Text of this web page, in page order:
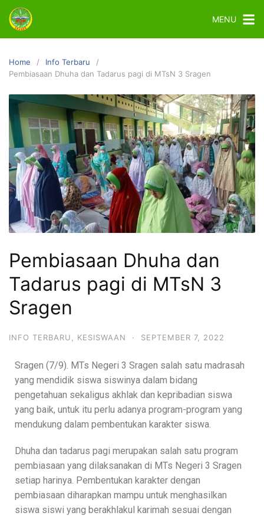
MENU
Home
Info Terbaru
Pembiasaan Dhuha dan Tadarus pagi di MTsN 3 Sragen
Pembiasaan Dhuha dan
Tadarus pagi di MTsN 3
Sragen
INFO TERBARU KESISWAAN · SEPTEMBER 7, 2022
Sragen (7/9). MTs Negeri 3 Sragen salah satu madrasah
yang mendidik siswa siswinya dalam bidang
pengetahuan sekaligus akhlak dan kepribadian siswa
yang baik, untuk itu perlu adanya program-program yang
mendukung dalam pembentukan karakter siswa.
Dhuha dan tadarus pagi merupakan salah satu program
pembiasaan yang dilaksanakan di MTs Negeri 3 Sragen
setiap harinya. Pembentukan karakter dengan
pembiasaan diharapkan mampu untuk menghasilkan
siswa siswi yang berakhlakul karimah sesuai dengan